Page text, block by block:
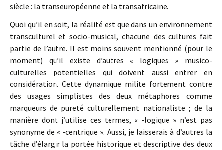
siècle : la transeuropéenne et la transafricaine.
Quoi qu’il en soit, la réalité est que dans un environnement
transculturel et socio-musical, chacune des cultures fait
partie de l’autre. Il est moins souvent mentionné (pour le
moment) qu’il existe d’autres « logiques » musico-
culturelles potentielles qui doivent aussi entrer en
considération. Cette dynamique milite fortement contre
des usages simplistes des deux métaphores comme
marqueurs de pureté culturellement nationaliste ; de la
manière dont j’utilise ces termes, « -logique » n’est pas
synonyme de « -centrique ». Aussi, je laisserais à d’autres la
tâche d’élargir la portée historique et descriptive des deux